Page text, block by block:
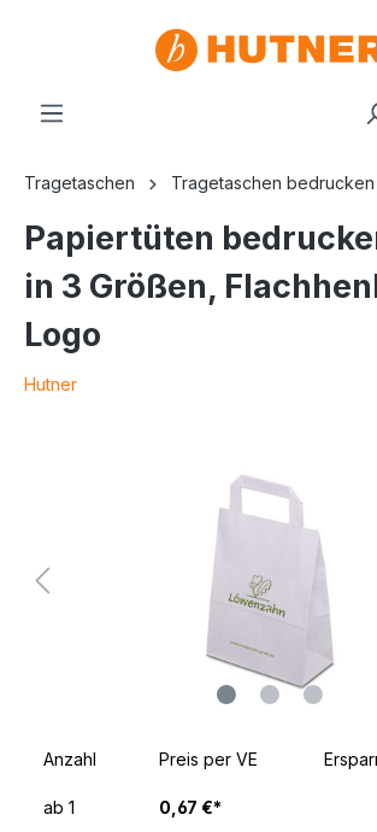
Tragetaschen Tragetaschen bedrucken
Papiertüten
in 3 Größen,
Logo
Hutner
Anzahl Preis per VE
ab 1 0,67 €*